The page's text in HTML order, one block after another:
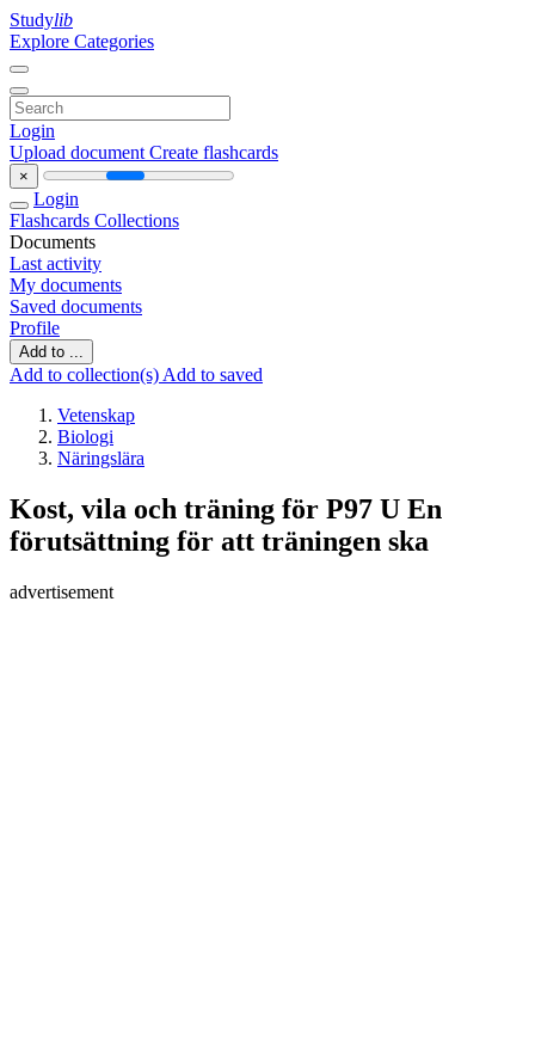
Studylib
Explore Categories
Login
Upload document Create flashcards
×
Login
Flashcards Collections
Documents
Last activity
My documents
Saved documents
Profile
Add to ...
Add to collection(s) Add to saved
Vetenskap
Biologi
Näringslära
Kost, vila och träning för P97 U En
förutsättning för att träningen ska
advertisement